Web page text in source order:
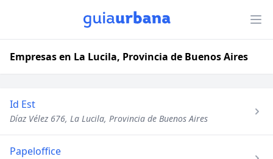
Empresas en La Lucila, Provincia de Buenos Aires
Id Est
Díaz Vélez 676, La Lucila, Provincia de Buenos Aires
Papeloffice